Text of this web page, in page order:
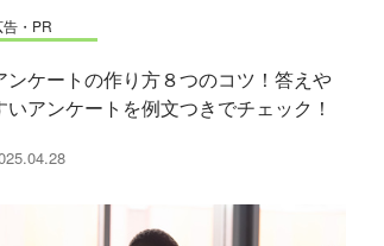
告・PR
ンケートの作り方８つのコツ！答えや
いアンケートを例文つきでチェック！